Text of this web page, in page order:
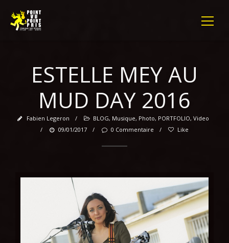
ESTELLE MEY AU
MUD DAY 2016
Fabien Legeron / BLOG, Musique, Photo, PORTFOLIO, Video
/
09/01/2017 / 0 Commentaire / Like